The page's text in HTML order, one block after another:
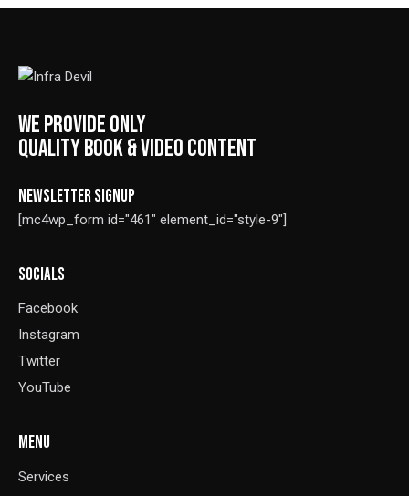
WE PROVIDE ONLY
QUALITY BOOK & VIDEO CONTENT
NEWSLETTER SIGNUP
[mc4wp_form id="461" element_id="style-9"]
SOCIALS
Facebook
Instagram
Twitter
YouTube
MENU
Services